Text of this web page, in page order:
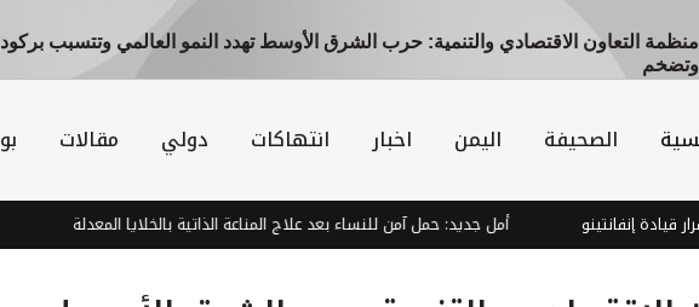
منظمة التعاون الاقتصادي والتنمية: حرب الشرق الأوسط تهدد النمو العالمي وتتسبب بركود
وتضخم